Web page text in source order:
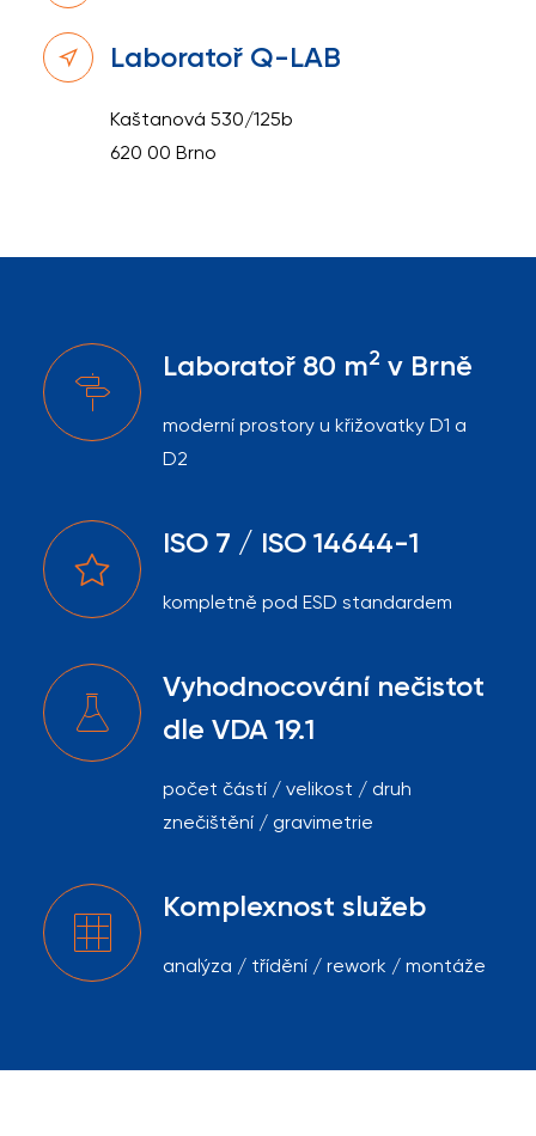
Laboratoř Q-LAB
Kaštanová 530/125b
620 00 Brno
Laboratoř 80 m2 v Brně
moderní prostory u křižovatky D1 a
D2
ISO 7 / ISO 14644-1
kompletně pod ESD standardem
Vyhodnocování nečistot
dle VDA 19.1
počet částí / velikost / druh
znečištění / gravimetrie
Komplexnost služeb
analýza / třídění / rework / montáže